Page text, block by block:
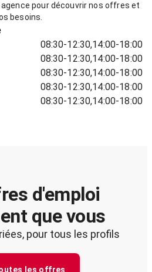
pour découvrir nos offres et
besoins.
08:30-12:30,14:00-18:00
08:30-12:30,14:00-18:00
08:30-12:30,14:00-18:00
08:30-12:30,14:00-18:00
08:30-12:30,14:00-18:00
d'emploi
que vous
pour tous les profils
les offres